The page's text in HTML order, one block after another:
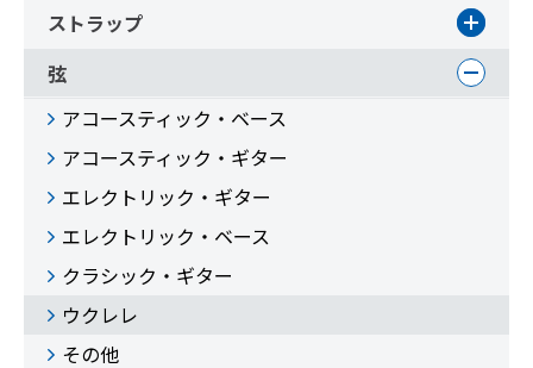
ストラップ
弦
アコースティック・ベース
アコースティック・ギター
エレクトリック・ギター
エレクトリック・ベース
クラシック・ギター
ウクレレ
その他